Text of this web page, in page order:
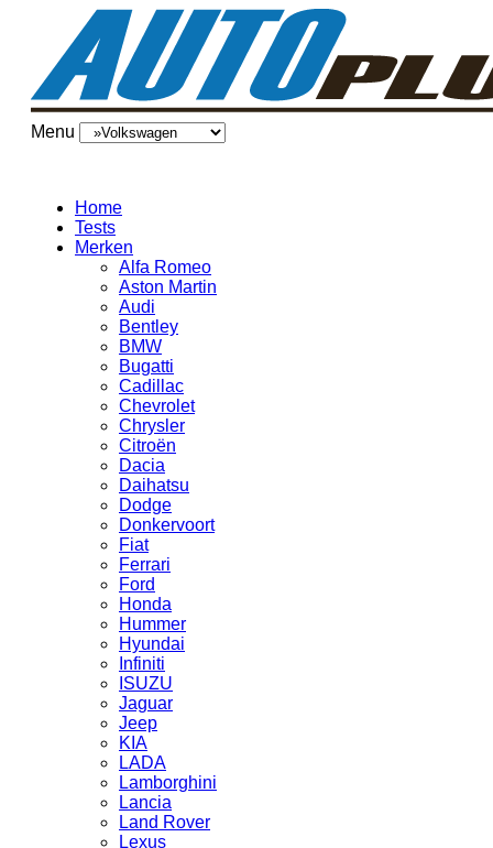
Menu
Home
Tests
Merken
Alfa Romeo
Aston Martin
Audi
Bentley
BMW
Bugatti
Cadillac
Chevrolet
Chrysler
Citroën
Dacia
Daihatsu
Dodge
Donkervoort
Fiat
Ferrari
Ford
Honda
Hummer
Hyundai
Infiniti
ISUZU
Jaguar
Jeep
KIA
LADA
Lamborghini
Lancia
Land Rover
Lexus